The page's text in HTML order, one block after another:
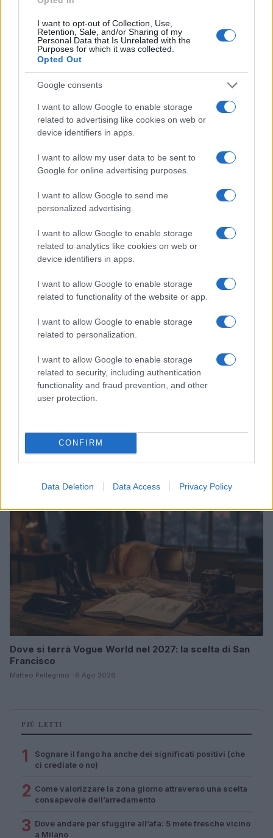
I want to opt-out of Collection, Use,
Retention, Sale, and/or Sharing of my
Personal Data that Is Unrelated with the
Purposes for which it was collected.
Opted Out
Google consents
I want to allow Google to enable storage
related to advertising like cookies on web or
device identifiers in apps.
I want to allow my user data to be sent to
Google for online advertising purposes.
I want to allow Google to send me
personalized advertising.
I want to allow Google to enable storage
related to analytics like cookies on web or
device identifiers in apps.
I want to allow Google to enable storage
related to functionality of the website or app.
I want to allow Google to enable storage
related to personalization.
I want to allow Google to enable storage
related to security, including authentication
functionality and fraud prevention, and other
user protection.
CONFIRM
Data Deletion Data Access Privacy Policy
LIFESTYLE
Look da ufficio estate 2026: consigli per un
abbigliamento fresco e professionale
Cristian Castiglioni · 7 Ago 2026
LIFESTYLE
ex stabilimento di profumi
Matteo Pellegrino · 7 Ago 2026
Dove si terrà Vogue World nel 2027: la scelta di San
Francisco
Matteo Pellegrino · 6 Ago 2026
PIÙ LETTI
1
Sognare il fango ha anche dei significati positivi (che
ci crediate o no)
2 Come valorizzare la zona giorno attraverso una scelta
consapevole dell’arredamento
3 Dove andare per sfuggire all’afa: 5 mete fresche vicino
a Milano